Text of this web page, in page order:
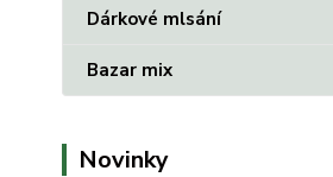
Dárkové mlsání
Bazar mix
Novinky